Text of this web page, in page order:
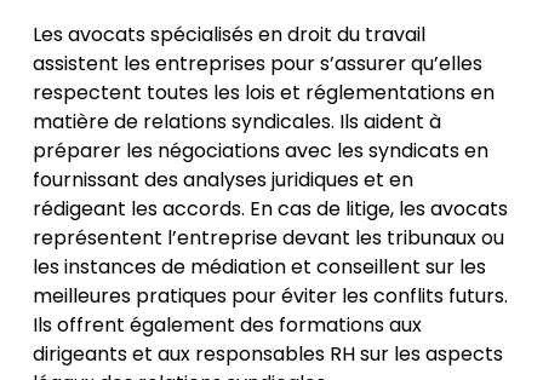
Les avocats spécialisés en droit du travail
assistent les entreprises pour s’assurer qu’elles
respectent toutes les lois et réglementations en
matière de relations syndicales. Ils aident à
préparer les négociations avec les syndicats en
fournissant des analyses juridiques et en
rédigeant les accords. En cas de litige, les avocats
représentent l’entreprise devant les tribunaux ou
les instances de médiation et conseillent sur les
meilleures pratiques pour éviter les conflits futurs.
Ils offrent également des formations aux
dirigeants et aux responsables RH sur les aspects